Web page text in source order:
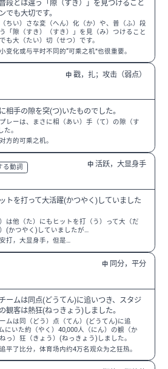
段とは違う「隙（すき）」を見つけること
でも大切です。
ちい）さな変（へん）化（か）や、普（ふ）段
「隙（すき）（すき）」を見（み）つけること
も大（たい）切（せつ）です。
变化或与平时不同的“可乘之机”也很重要。
中 戳，扎；攻击（弱点）
相手の隙を突(つ)いたものでした。
レーは、まさに相（あい）手（て）の隙（す
。
方的可乘之机。
る動詞 中 活跃，大显身手
トを打って大活躍(かつやく)していました
は他（た）にもヒットを打（う）って大（だ
(かつやく)していましたが…
打，大显身手，但是…
中 同分，平分
ームは同点(どうてん)に追いつき、スタジ
観客は熱狂(ねっきょう)しました。
ムは同（どう）点（てん）(どうてん)に追
にいた約（やく）40,000人（にん）の観（か
っ）狂（きょう）(ねっきょう)しました。
平了比分，体育场内约4万名观众为之狂热。